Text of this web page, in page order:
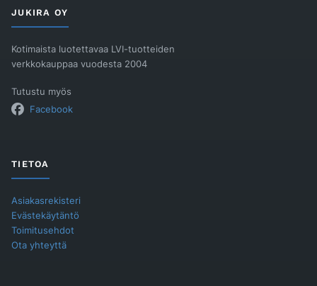
JUKIRA OY
Kotimaista luotettavaa LVI-tuotteiden
verkkokauppaa vuodesta 2004
Tutustu myös
Facebook
TIETOA
Asiakasrekisteri
Evästekäytäntö
Toimitusehdot
Ota yhteyttä